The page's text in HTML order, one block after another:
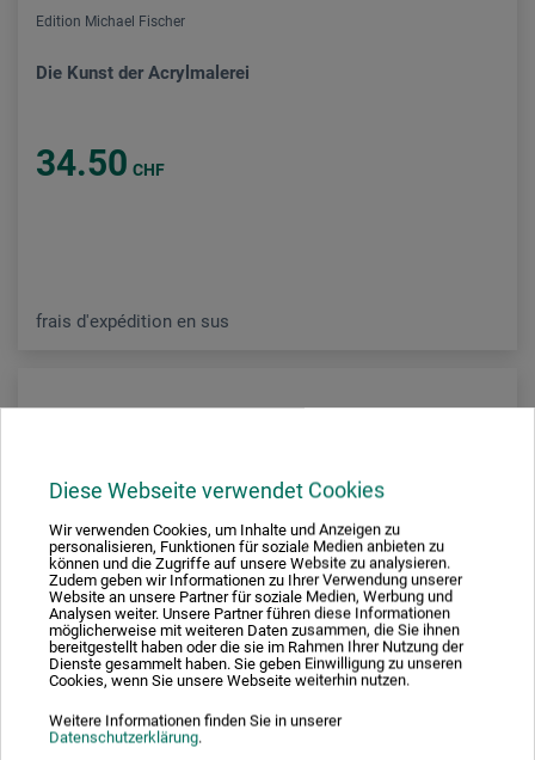
Diese Webseite verwendet Cookies
Wir verwenden Cookies, um Inhalte und Anzeigen zu
personalisieren, Funktionen für soziale Medien anbieten zu
können und die Zugriffe auf unsere Website zu analysieren.
Zudem geben wir Informationen zu Ihrer Verwendung unserer
Website an unsere Partner für soziale Medien, Werbung und
Analysen weiter. Unsere Partner führen diese Informationen
möglicherweise mit weiteren Daten zusammen, die Sie ihnen
bereitgestellt haben oder die sie im Rahmen Ihrer Nutzung der
Dienste gesammelt haben. Sie geben Einwilligung zu unseren
Cookies, wenn Sie unsere Webseite weiterhin nutzen.
Weitere Informationen finden Sie in unserer
Datenschutzerklärung.
Edition Michael Fischer
Die Kunst der Acrylmalerei
34.50 CHF
frais d'expédition en sus